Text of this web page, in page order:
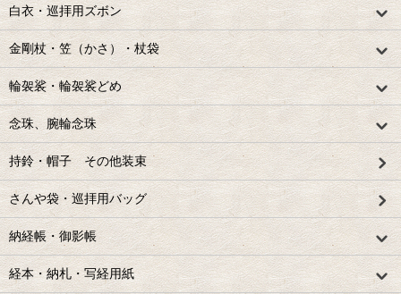
白衣・巡拝用ズボン
金剛杖・笠（かさ）・杖袋
輪袈裟・輪袈裟どめ
念珠、腕輪念珠
持鈴・帽子 その他装束
さんや袋・巡拝用バッグ
納経帳・御影帳
経本・納札・写経用紙